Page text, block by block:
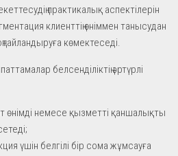
практикалық аспектілерін
клиенттің өніммен танысудан
көмектеседі.
белсенділіктің әртүрлі
өнімді немесе қызметті қаншалықты
үшін белгілі бір сома жұмсауға